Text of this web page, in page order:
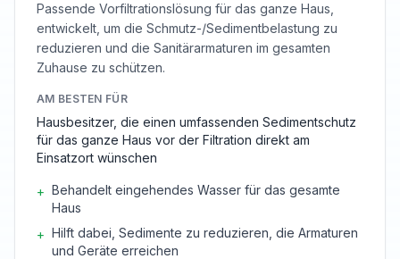
Passende Vorfiltrationslösung für das ganze Haus,
entwickelt, um die Schmutz-/Sedimentbelastung zu
reduzieren und die Sanitärarmaturen im gesamten
Zuhause zu schützen.
AM BESTEN FÜR
Hausbesitzer, die einen umfassenden Sedimentschutz
für das ganze Haus vor der Filtration direkt am
Einsatzort wünschen
+ Behandelt eingehendes Wasser für das gesamte
Haus
+ Hilft dabei, Sedimente zu reduzieren, die Armaturen
und Geräte erreichen